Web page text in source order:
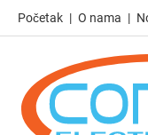
Početak O nama